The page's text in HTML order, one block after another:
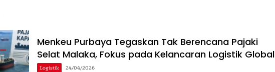
Menkeu Purbaya Tegaskan Tak Berencana Pajaki
Selat Malaka, Fokus pada Kelancaran Logistik Global
Logistik 24/04/2026